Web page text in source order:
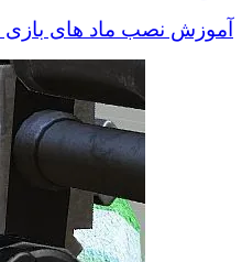
آموزش نصب ماد های بازی Arma 3